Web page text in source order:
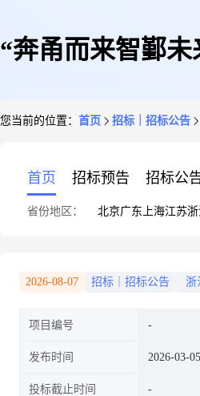
“奔甬而来智鄞
选
您当前的位置： 首页 招标｜招标公告
首页 招标预告 招标公
省份地区： 北京广东 上海江苏浙
2026-08-07 招标｜招标公告 浙
项目编号
发布时间 2026-03-
投标截止时间